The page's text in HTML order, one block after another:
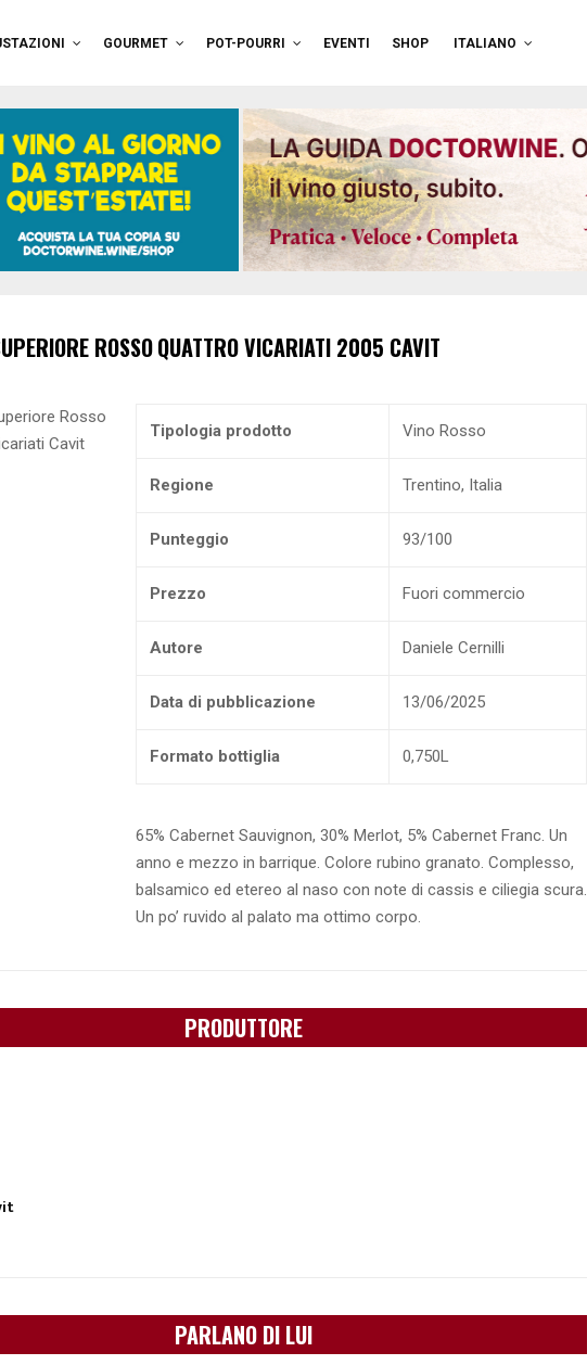
GOURMET POT-POURRI EVENTI SHOP ITALIANO
ROSSOQUATTRO VICARIATI 2005 CAVIT
Tipologia prodotto Vino Rosso
Regione Trentino, Italia
Punteggio 93/100
Prezzo Fuori commercio
Autore Daniele Cernilli
Data di pubblicazione 13/06/2025
Formato bottiglia 0,750L
65% Cabernet Sauvignon, 30% Merlot, 5% Cabernet Franc. Un
anno e mezzo in barrique. Colore rubino granato. Complesso,
balsamico ed etereo al naso con note di cassis e ciliegia scura.
Un po’ ruvido al palato ma ottimo corpo.
PRODUTTORE
PARLANO DI LUI